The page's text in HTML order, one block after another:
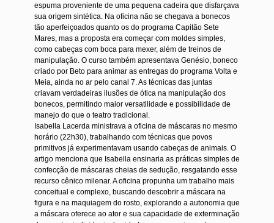
espuma proveniente de uma pequena cadeira que disfarçava
sua origem sintética. Na oficina não se chegava a bonecos
tão aperfeiçoados quanto os do programa Capitão Sete
Mares, mas a proposta era começar com moldes simples,
como cabeças com boca para mexer, além de treinos de
manipulação. O curso também apresentava Genésio, boneco
criado por Beto para animar as entregas do programa Volta e
Meia, ainda no ar pelo canal 7. As técnicas das juntas
criavam verdadeiras ilusões de ótica na manipulação dos
bonecos, permitindo maior versatilidade e possibilidade de
manejo do que o teatro tradicional.
Isabella Lacerda ministrava a oficina de máscaras no mesmo
horário (22h30), trabalhando com técnicas que povos
primitivos já experimentavam usando cabeças de animais. O
artigo menciona que Isabella ensinaria as práticas simples de
confecção de máscaras cheias de sedução, resgatando esse
recurso cênico milenar. A oficina propunha um trabalho mais
conceitual e complexo, buscando descobrir a máscara na
figura e na maquiagem do rosto, explorando a autonomia que
a máscara oferece ao ator e sua capacidade de exterminação